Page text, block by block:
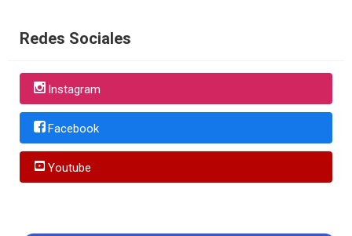
Redes Sociales
Instagram
Facebook
Youtube